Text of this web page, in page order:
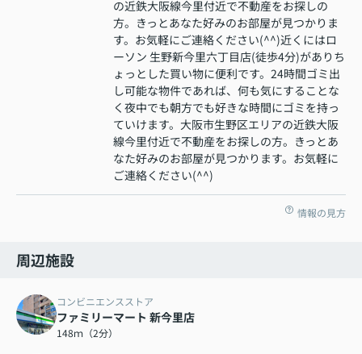
の近鉄大阪線今里付近で不動産をお探しの
方。きっとあなた好みのお部屋が見つかりま
す。お気軽にご連絡ください(^^)近くにはロ
ーソン 生野新今里六丁目店(徒歩4分)がありち
ょっとした買い物に便利です。24時間ゴミ出
し可能な物件であれば、何も気にすることな
く夜中でも朝方でも好きな時間にゴミを持っ
ていけます。大阪市生野区エリアの近鉄大阪
線今里付近で不動産をお探しの方。きっとあ
なた好みのお部屋が見つかります。お気軽に
ご連絡ください(^^)
情報の見方
周辺施設
コンビニエンスストア
ファミリーマート 新今里店
148ｍ（2分）